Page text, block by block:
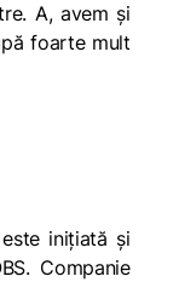
A, avem și
foarte mult
este inițiată și
Companie